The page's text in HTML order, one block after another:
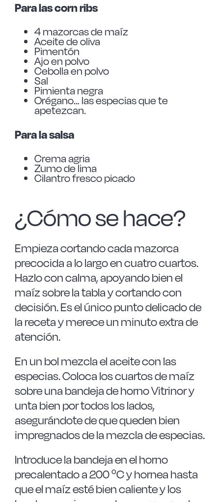
Para las corn ribs
4 mazorcas de maíz
Aceite de oliva
Pimentón
Ajo en polvo
Cebolla en polvo
Sal
Pimienta negra
Orégano… las especias que te
apetezcan.
Para la salsa
Crema agria
Zumo de lima
Cilantro fresco picado
¿Cómo se hace?
Empieza cortando cada mazorca
precocida a lo largo en cuatro cuartos.
Hazlo con calma, apoyando bien el
maíz sobre la tabla y cortando con
decisión. Es el único punto delicado de
la receta y merece un minuto extra de
atención.
En un bol mezcla el aceite con las
especias. Coloca los cuartos de maíz
sobre una bandeja de horno Vitrinor y
unta bien por todos los lados,
asegurándote de que queden bien
impregnados de la mezcla de especias.
Introduce la bandeja en el horno
precalentado a 200 ºC y hornea hasta
que el maíz esté bien caliente y los